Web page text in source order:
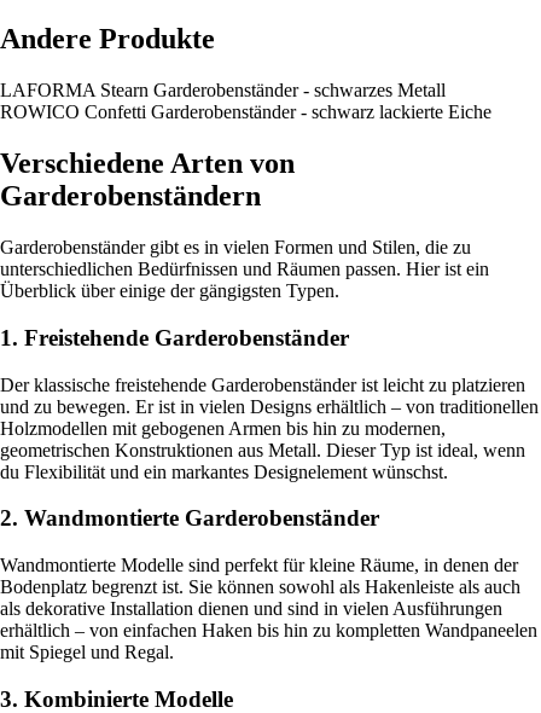
Andere Produkte
LAFORMA Stearn Garderobenständer - schwarzes Metall
ROWICO Confetti Garderobenständer - schwarz lackierte Eiche
Verschiedene Arten von
Garderobenständern
Garderobenständer gibt es in vielen Formen und Stilen, die zu
unterschiedlichen Bedürfnissen und Räumen passen. Hier ist ein
Überblick über einige der gängigsten Typen.
1. Freistehende Garderobenständer
Der klassische freistehende Garderobenständer ist leicht zu platzieren
und zu bewegen. Er ist in vielen Designs erhältlich – von traditionellen
Holzmodellen mit gebogenen Armen bis hin zu modernen,
geometrischen Konstruktionen aus Metall. Dieser Typ ist ideal, wenn
du Flexibilität und ein markantes Designelement wünschst.
2. Wandmontierte Garderobenständer
Wandmontierte Modelle sind perfekt für kleine Räume, in denen der
Bodenplatz begrenzt ist. Sie können sowohl als Hakenleiste als auch
als dekorative Installation dienen und sind in vielen Ausführungen
erhältlich – von einfachen Haken bis hin zu kompletten Wandpaneelen
mit Spiegel und Regal.
3. Kombinierte Modelle